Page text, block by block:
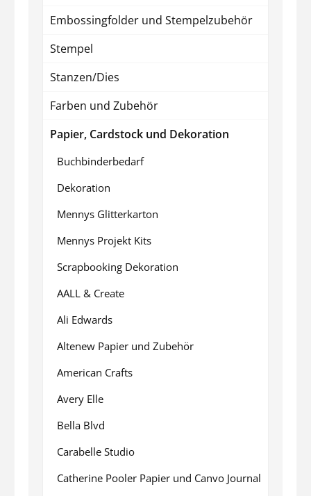
Embossingfolder und Stempelzubehör
Stempel
Stanzen/Dies
Farben und Zubehör
Papier, Cardstock und Dekoration
Buchbinderbedarf
Dekoration
Mennys Glitterkarton
Mennys Projekt Kits
Scrapbooking Dekoration
AALL & Create
Ali Edwards
Altenew Papier und Zubehör
American Crafts
Avery Elle
Bella Blvd
Carabelle Studio
Catherine Pooler Papier und Canvo Journal